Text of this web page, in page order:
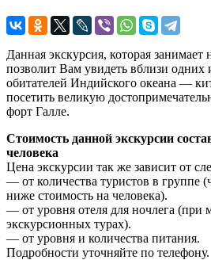
Данная экскурсия, которая
позволит Вам увидеть вблизи одних
обитателей Индийского океана —
посетить великую
форт Галле.
Стоимость данной экскурсии
человека
Цена экскурсии так же зависит от
— от количества туристов в группе
ниже стоимость на человека).
— от уровня отеля для ночлега (при
экскурсионных турах).
— от уровня и количества питания.
Подробности уточняйте по телефону.